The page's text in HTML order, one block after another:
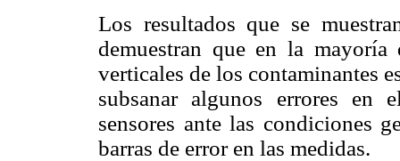
Los resultados que se
demuestran que en la
verticales de los contaminantes
subsanar algunos errores en
sensores ante las condiciones
barras de error en las medidas.